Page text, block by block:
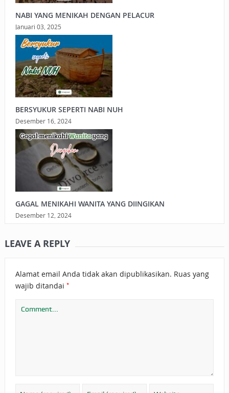
NABI YANG MENIKAH DENGAN PELACUR
Januari 03, 2025
BERSYUKUR SEPERTI NABI NUH
Desember 16, 2024
GAGAL MENIKAHI WANITA YANG DIINGIKAN
Desember 12, 2024
LEAVE A REPLY
Alamat email Anda tidak akan dipublikasikan. Ruas yang
wajib ditandai *